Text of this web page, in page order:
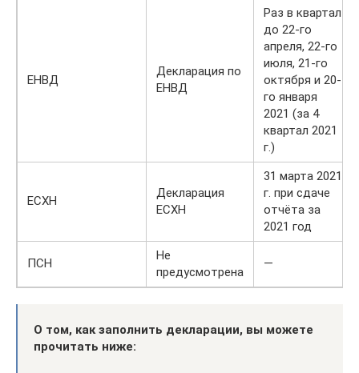
ЕНВД
Декларация по
ЕНВД
Раз в квартал
до 22-го
апреля, 22-го
июля, 21-го
октября и 20-
го января
2021 (за 4
квартал 2021
г.)
ЕСХН
Декларация
ЕСХН
31 марта 2021
г. при сдаче
отчёта за
2021 год
ПСН
Не
предусмотрена
—
О том, как заполнить декларации, вы можете
прочитать ниже: